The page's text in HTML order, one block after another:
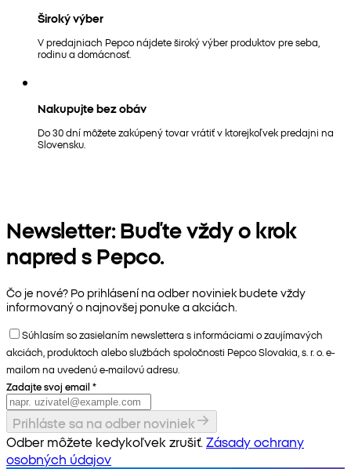
Široký výber
V predajniach Pepco nájdete široký výber produktov pre seba,
rodinu a domácnosť.
Nakupujte bez obáv
Do 30 dní môžete zakúpený tovar vrátiť v ktorejkoľvek predajni na
Slovensku.
Newsletter: Buďte vždy o krok
napred s Pepco.
Čo je nové? Po prihlásení na odber noviniek budete vždy
informovaný o najnovšej ponuke a akciách.
Súhlasím so zasielaním newslettera s informáciami o zaujímavých
akciách, produktoch alebo službách spoločnosti Pepco Slovakia, s. r. o. e-
mailom na uvedenú e-mailovú adresu.
Zadajte svoj email *
Prihláste sa na odber noviniek
Odber môžete kedykoľvek zrušiť. Zásady ochrany
osobných údajov